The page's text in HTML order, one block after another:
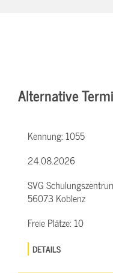
Alternative
Kennung: 1055
24.08.2026
SVG
56073 Koblenz
Freie Plätze: 10
DETAILS